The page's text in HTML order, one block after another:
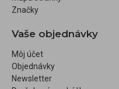
Značky
Vaše objednávky
Môj účet
Objednávky
Newsletter